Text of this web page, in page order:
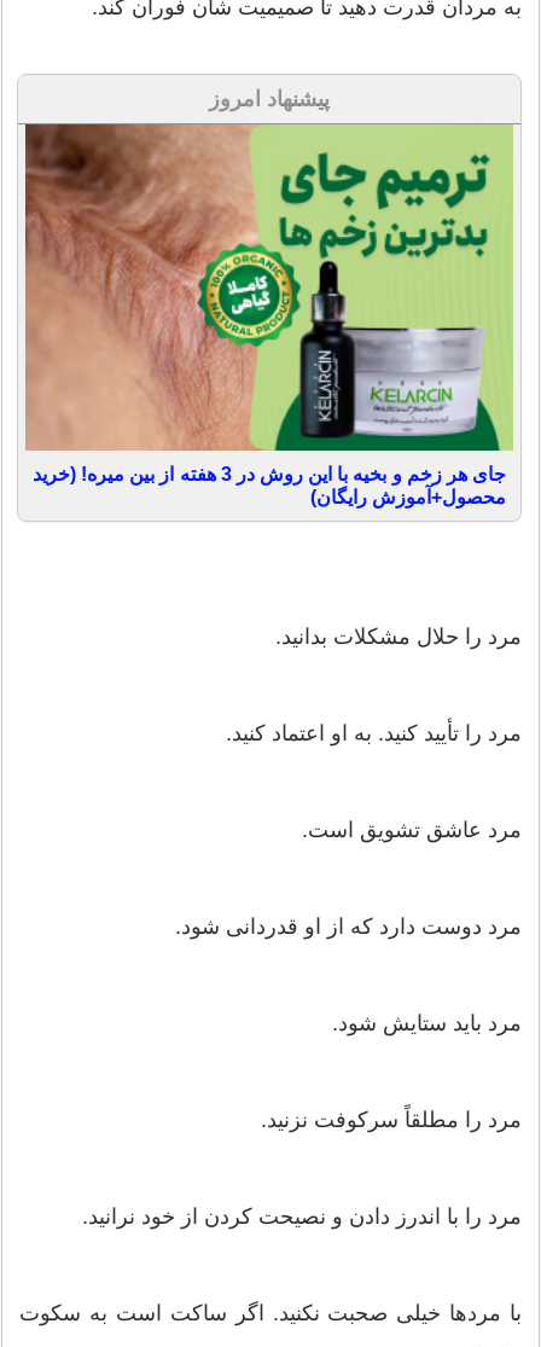
به مردان قدرت دهید تا صمیمیت شان فوران کند.
پیشنهاد امروز
جای هر زخم و بخیه با این روش در 3 هفته از بین میره! (خرید
محصول+آموزش رایگان)
مرد را حلال مشکلات بدانید.
مرد را تأیید کنید. به او اعتماد کنید.
مرد عاشق تشویق است.
مرد دوست دارد که از او قدردانی شود.
مرد باید ستایش شود.
مرد را مطلقاً سرکوفت نزنید.
مرد را با اندرز دادن و نصیحت کردن از خود نرانید.
با مردها خیلی صحبت نکنید. اگر ساکت است به سکوت